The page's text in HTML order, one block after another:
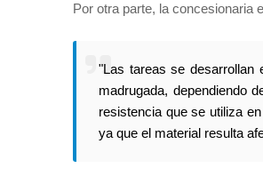
Por otra parte, la concesionaria
"Las tareas se desarrollan
madrugada, dependiendo
resistencia que se utiliza
ya que el material resulta